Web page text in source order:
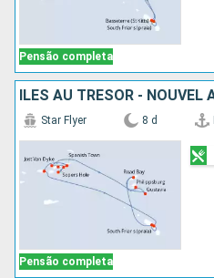
Pensão completa
ÎLES AU TRÉSOR - NOUVEL
Pensão completa
Star Flyer 8 d